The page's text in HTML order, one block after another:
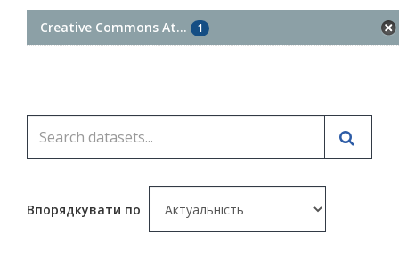
Creative Commons At... 1
Впорядкувати по